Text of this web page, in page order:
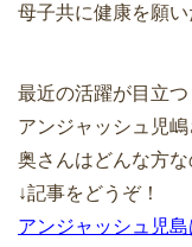
母子共に健康を願い
最近の活躍が目立つ
アンジャッシュ児
奥さんはどんな方な
↓記事をどうぞ！
アンジャッシュ児